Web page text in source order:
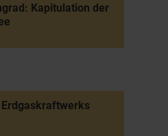
Kapitulation der